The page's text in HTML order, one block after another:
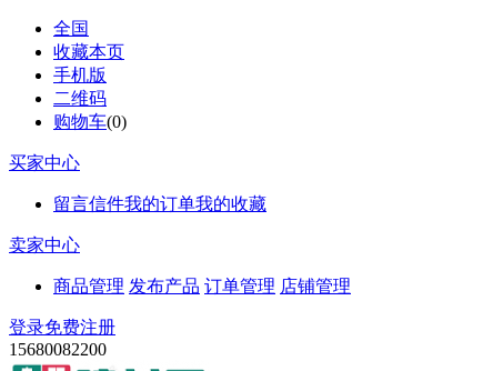
全国
收藏本页
手机版
二维码
购物车(0)
买家中心
留言信件我的订单我的收藏
卖家中心
商品管理 发布产品 订单管理 店铺管理
登录免费注册
15680082200